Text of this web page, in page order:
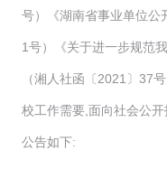
号）《湖南省事业单位公
1号）《关于进一步规范
（湘人社函〔2021〕37
校工作需要,面向社会公
公告如下: